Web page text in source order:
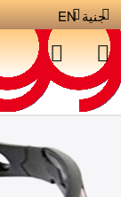
جنية EN